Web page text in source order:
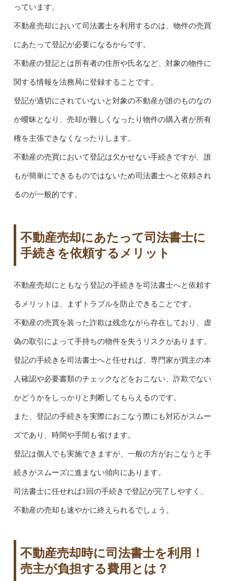
っています。
不動産売却において司法書士を利用するのは、物件の売買
にあたって登記が必要になるからです。
不動産の登記とは所有者の住所や氏名など、対象の物件に
関する情報を法務局に登録することです。
登記が適切にされていないと対象の不動産が誰のものなの
か曖昧となり、売却が難しくなったり物件の購入者が所有
権を主張できなくなったりします。
不動産の売買において登記は欠かせない手続きですが、誰
もが簡単にできるものではないため司法書士へと依頼され
るのが一般的です。
不動産売却にあたって司法書士に
手続きを依頼するメリット
不動産売却にともなう登記の手続きを司法書士へと依頼す
るメリットは、まずトラブルを防止できることです。
不動産の売買を装った詐欺は残念ながら存在しており、虚
偽の取引によって手持ちの物件を失うリスクがあります。
登記の手続きを司法書士へと任せれば、専門家が買主の本
人確認や必要書類のチェックなどをおこない、詐欺でない
かどうかをしっかりと判断してもらえるのです。
また、登記の手続きを実際におこなう際にも対応がスムー
ズであり、時間や手間も省けます。
登記は個人でも実施できますが、一般の方がおこなうと手
続きがスムーズに進まない傾向にあります。
司法書士に任せれば1回の手続きで登記が完了しやすく、
不動産の売却も速やかに終えられるでしょう。
不動産売却時に司法書士を利用！
売主が負担する費用とは？